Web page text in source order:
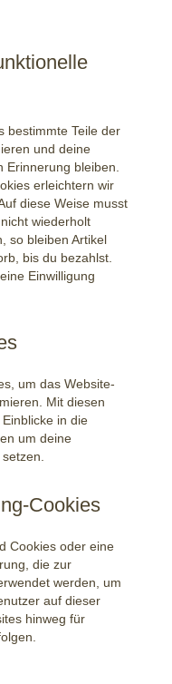
bestimmte Teile der
und deine
Erinnerung bleiben.
erleichtern wir
diese Weise musst
wiederholt
so bleiben Artikel
bis du bezahlst.
Einwilligung
um das Website-
Mit diesen
in die
um deine
Cookies
Cookies oder eine
die zur
werden, um
auf dieser
hinweg für